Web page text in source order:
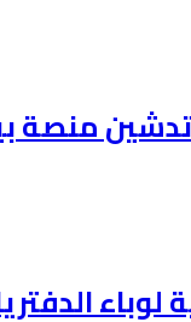
منصة
لوباء